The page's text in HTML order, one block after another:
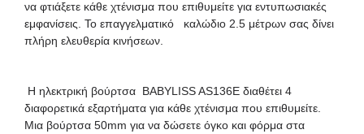
να φτιάξετε κάθε χτένισμα που επιθυμείτε για εντυπωσιακές
εμφανίσεις. Το επαγγελματικό καλώδιο 2.5 μέτρων σας δίνει
πλήρη ελευθερία κινήσεων.
Η ηλεκτρική βούρτσα BABYLISS AS136E διαθέτει 4
διαφορετικά εξαρτήματα για κάθε χτένισμα που επιθυμείτε.
Μια βούρτσα 50mm για να δώσετε όγκο και φόρμα στα